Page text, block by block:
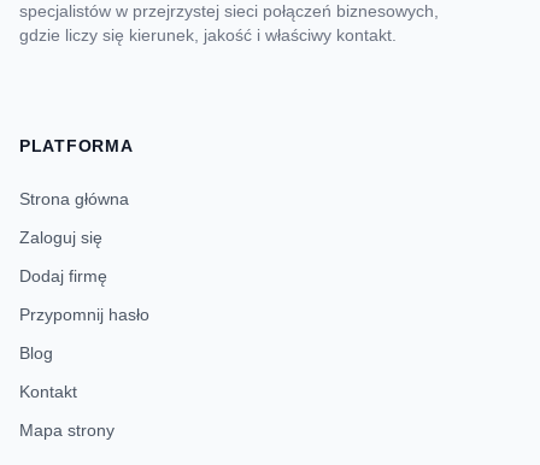
specjalistów w przejrzystej sieci połączeń biznesowych,
gdzie liczy się kierunek, jakość i właściwy kontakt.
PLATFORMA
Strona główna
Zaloguj się
Dodaj firmę
Przypomnij hasło
Blog
Kontakt
Mapa strony